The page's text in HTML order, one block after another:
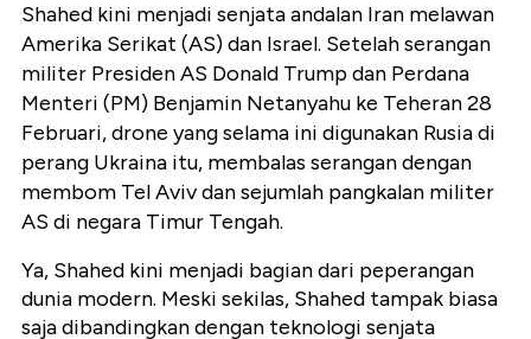
Shahed kini menjadi senjata andalan Iran melawan
Amerika Serikat (AS) dan Israel. Setelah serangan
militer Presiden AS Donald Trump dan Perdana
Menteri (PM) Benjamin Netanyahu ke Teheran 28
Februari, drone yang selama ini digunakan Rusia di
perang Ukraina itu, membalas serangan dengan
membom Tel Aviv dan sejumlah pangkalan militer
AS di negara Timur Tengah.
Ya, Shahed kini menjadi bagian dari peperangan
dunia modern. Meski sekilas, Shahed tampak biasa
saja dibandingkan dengan teknologi senjata